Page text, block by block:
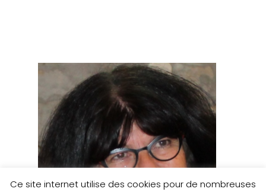
Ce site internet utilise des cookies pour de nombreuses